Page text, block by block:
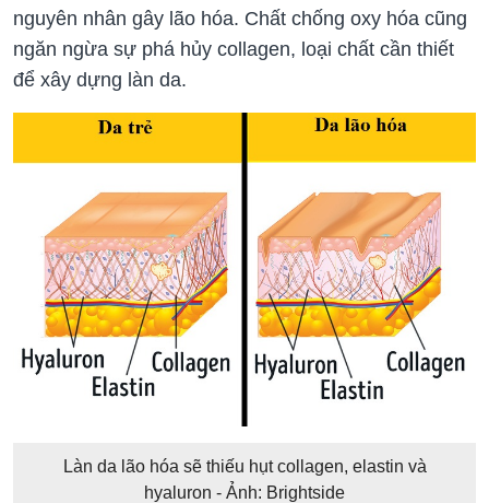
nguyên nhân gây lão hóa. Chất chống oxy hóa cũng
ngăn ngừa sự phá hủy collagen, loại chất cần thiết
để xây dựng làn da.
Làn da lão hóa sẽ thiếu hụt collagen, elastin và
hyaluron - Ảnh: Brightside